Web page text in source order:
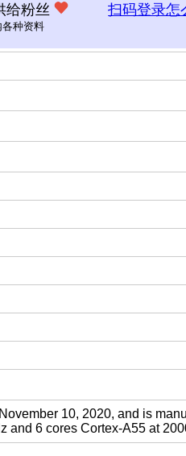
10, 2020, and is
and 6 cores Cortex-A55 at
给粉丝
扫码登录怎
种资料